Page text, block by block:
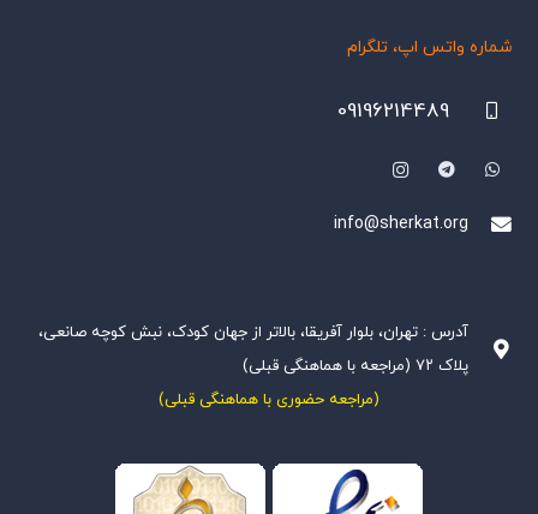
شماره واتس اپ، تلگرام
09196214489
info@sherkat.org
آدرس : تهران، بلوار آفریقا، بالاتر از جهان کودک، نبش کوچه صانعی،
پلاک ۷۲ (مراجعه با هماهنگی قبلی)
(مراجعه حضوری با هماهنگی قبلی)